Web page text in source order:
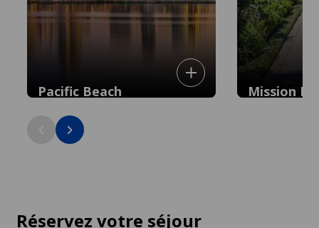
Pacific Beach Mission
Réservez votre séjour